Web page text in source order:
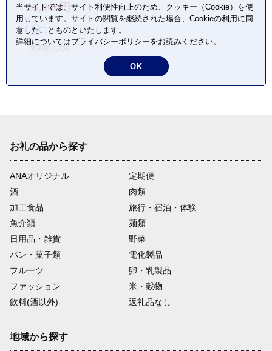
15,000円
東京都 八丈町
お礼の品から探す
ANAオリジナル
定期便
酒
肉類
加工食品
旅行・宿泊・体験
魚介類
麺類
日用品・雑貨
野菜
パン・菓子類
電化製品
フルーツ
卵・乳製品
ファッション
米・穀物
飲料(酒以外)
返礼品なし
地域から探す
当サイトでは、サイト利便性向上のため、クッキー（Cookie）を使
用しています。サイトの閲覧を継続された場合、Cookieの利用に同
意したことものといたします。
詳細についてはプライバシーポリシーをお読みください。
OK